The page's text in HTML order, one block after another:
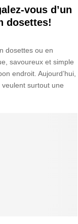
vous d’un
dosettes!
dosettes ou en
savoureux et simple
endroit. Aujourd’hui,
surtout une